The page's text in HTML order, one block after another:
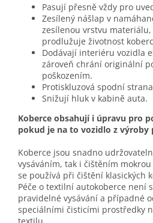
Pasují přesně vždy pro
Zesílený nášlap v
zesílenou vrstvu materiálu,
prodlužuje životnost
Dodávají interiéru vozidla
zároveň chrání originální
poškozením.
Protiskluzová spodní
Snižují hluk v kabině auta.
Koberce obsahují i úpravu pro
pokud je na to vozidlo z výroby
Koberce jsou snadno
vysáváním, tak i čištěním
se používá při čištění klasických
Péče o textilní autokoberce není
pravidelné vysávání a případné
speciálními čisticími prostředky
textilu.